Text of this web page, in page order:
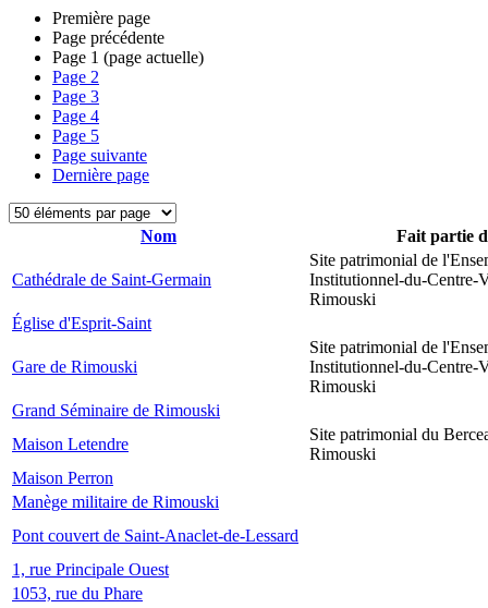
Première page
Page précédente
Page 1 (page actuelle)
Page 2
Page 3
Page 4
Page 5
Page suivante
Dernière page
Nom Fait partie
Cathédrale de Saint-Germain
Site patrimonial de
Institutionnel-du-Centre-
Rimouski
Église d'Esprit-Saint
Gare de Rimouski
Site patrimonial de
Institutionnel-du-Centre-
Rimouski
Grand Séminaire de Rimouski
Maison Letendre
Site patrimonial du
Rimouski
Maison Perron
Manège militaire de Rimouski
Pont couvert de Saint-Anaclet-de-Lessard
1, rue Principale Ouest
1053, rue du Phare